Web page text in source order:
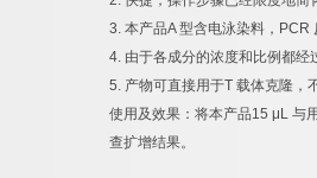
3. 本产品A型含电泳染料， PCR
4. 由于各成分的浓度和比例都
5. 产物可直接用于T 载体克隆，
使用及效果：将本产品15 μL 与
查扩增结果。